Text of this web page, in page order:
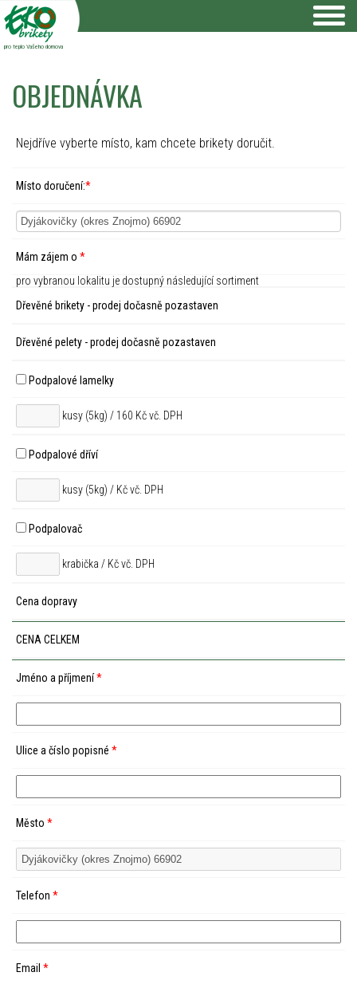
pro teplo Vašeho domova
OBJEDNÁVKA
Nejdříve vyberte místo, kam chcete brikety doručit.
Místo doručení:*
Mám zájem o *
pro vybranou lokalitu je dostupný následující sortiment
Dřevěné brikety - prodej dočasně pozastaven
Dřevěné pelety - prodej dočasně pozastaven
Podpalové lamelky
kusy (5kg) / 160 Kč vč. DPH
Podpalové dříví
kusy (5kg) / Kč vč. DPH
Podpalovač
krabička / Kč vč. DPH
Cena dopravy
CENA CELKEM
Jméno a příjmení*
Ulice a číslo popisné *
Město *
Telefon *
Email *